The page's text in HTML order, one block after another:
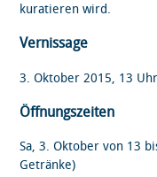
kuratieren wird.
Vernissage
3. Oktober 2015, 13 Uhr
Öffnungszeiten
Sa, 3. Oktober von 13
Getränke)